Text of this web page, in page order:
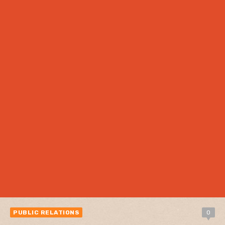
PUBLIC RELATIONS 0